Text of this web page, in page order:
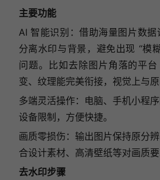
主要功能
AI 智能识别：借助海量图片数
分离水印与背景，避免出现 “模
问题。比如去除图片角落的平
变、纹理能完美衔接，视觉上与原
多端灵活操作：电脑、手机小程
设备限制，方便快捷。
画质零损伤：输出图片保持原分
合设计素材、高清壁纸等对画质要
去水印步骤